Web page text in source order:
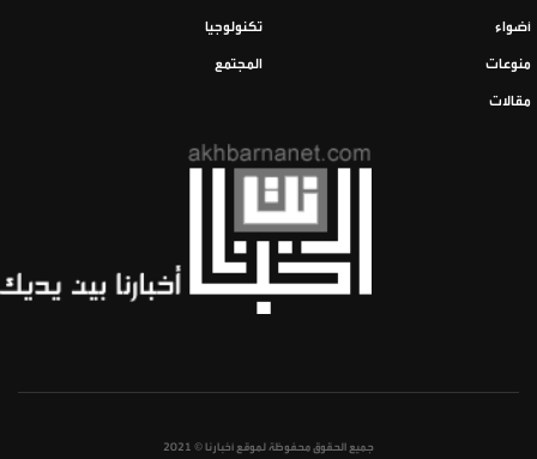
أضواء تكنولوجيا
منوعات المجتمع
مقالات
جميع الحقوق محفوظة لموقع أخبارنا © 2021